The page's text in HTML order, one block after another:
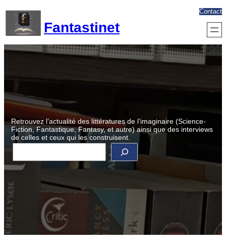
contenu
Fantastinet
Contact
Retrouvez l’actualité des littératures de l’imaginaire (Science-
Fiction, Fantastique, Fantasy, et autre) ainsi que des interviews
de celles et ceux qui les construisent.
R
c
h
r
c
h
e
r